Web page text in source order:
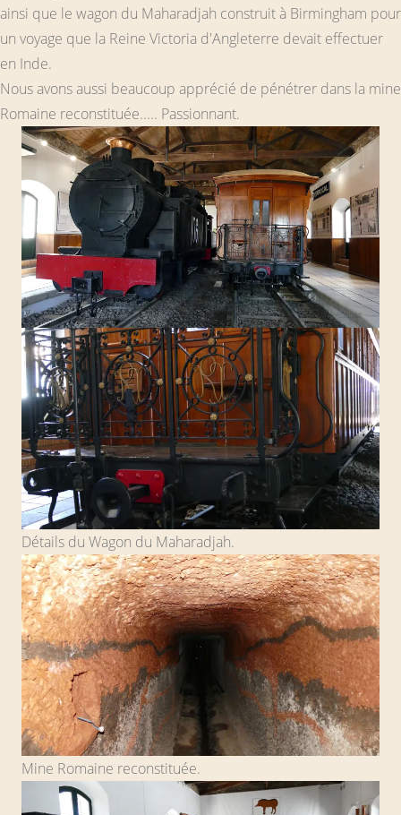
ainsi que le wagon du Maharadjah construit à Birmingham pour
un voyage que la Reine Victoria d'Angleterre devait effectuer
en Inde.
Nous avons aussi beaucoup apprécié de pénétrer dans la mine
Romaine reconstituée..... Passionnant.
Détails du Wagon du Maharadjah.
Mine Romaine reconstituée.